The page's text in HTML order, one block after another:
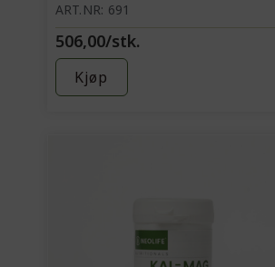
multivitamin- og
mineraltilskudd,
uten jern
ART.NR: 691
506,00/stk.
Kjøp